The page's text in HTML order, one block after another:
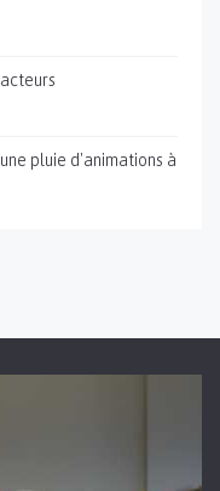
pluie d'animations à